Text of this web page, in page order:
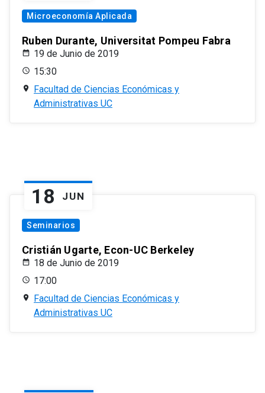
Microeconomía Aplicada
Ruben Durante, Universitat Pompeu Fabra
19 de Junio de 2019
15:30
Facultad de Ciencias Económicas y
Administrativas UC
18 JUN
Seminarios
Cristián Ugarte, Econ-UC Berkeley
18 de Junio de 2019
17:00
Facultad de Ciencias Económicas y
Administrativas UC